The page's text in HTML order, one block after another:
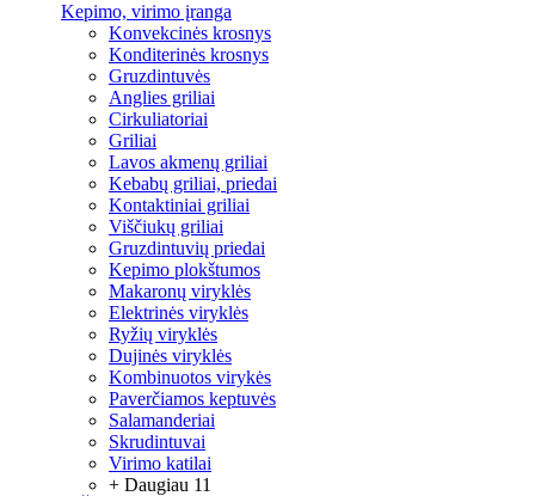
Kepimo, virimo įranga
Konvekcinės krosnys
Konditerinės krosnys
Gruzdintuvės
Anglies griliai
Cirkuliatoriai
Griliai
Lavos akmenų griliai
Kebabų griliai, priedai
Kontaktiniai griliai
Viščiukų griliai
Gruzdintuvių priedai
Kepimo plokštumos
Makaronų viryklės
Elektrinės viryklės
Ryžių viryklės
Dujinės viryklės
Kombinuotos virykės
Paverčiamos keptuvės
Salamanderiai
Skrudintuvai
Virimo katilai
+ Daugiau 11